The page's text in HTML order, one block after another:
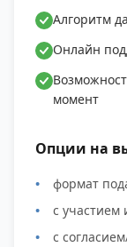
Алгоритм
Онлайн
момент
Опции на
формат
с участием
с